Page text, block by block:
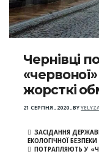
Чернівці
жорсткі
21 СЕРПНЯ , 2020,BY
ЗАСІДАННЯ
ЕКОЛОГІЧНОЇ
ПОТРАПЛЯЮТЬ У